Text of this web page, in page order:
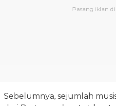
Sebelumnya, sejumlah